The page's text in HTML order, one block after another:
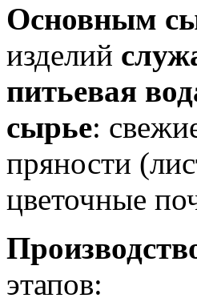
Основным
изделий
питьевая
сырье:
пряности
цветочные
этапов: